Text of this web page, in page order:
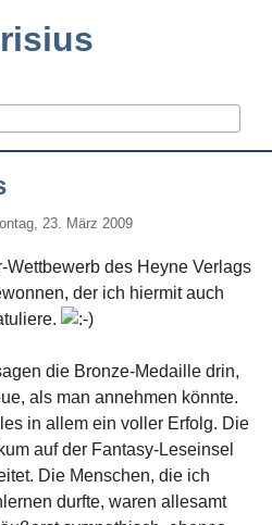
23. März 2009
Wettbewerb des Heyne Verlags
der ich hiermit auch
die Bronze-Medaille drin,
als man annehmen könnte.
in allem ein voller Erfolg. Die
auf der Fantasy-Leseinsel
Die Menschen, die ich
durfte, waren allesamt